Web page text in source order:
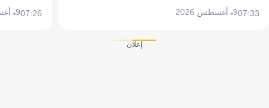
07:339 أغسطس 2026 07:269 أغسطس 2026
إعلان